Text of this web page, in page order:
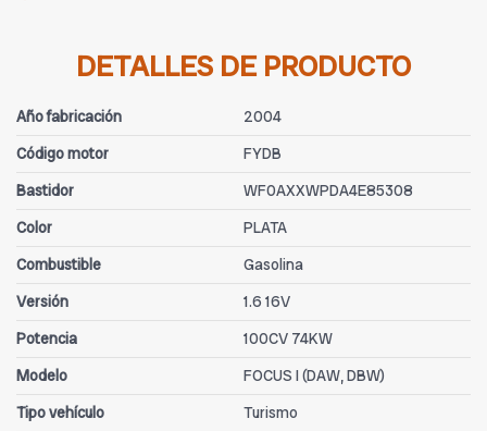
DETALLES DE PRODUCTO
Año fabricación
2004
Código motor
FYDB
Bastidor
WF0AXXWPDA4E85308
Color
PLATA
Combustible
Gasolina
Versión
1.6 16V
Potencia
100CV 74KW
Modelo
FOCUS I (DAW, DBW)
Tipo vehículo
Turismo